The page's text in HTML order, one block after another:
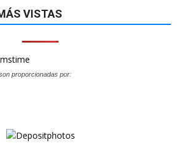
VISTAS
proporcionadas por: